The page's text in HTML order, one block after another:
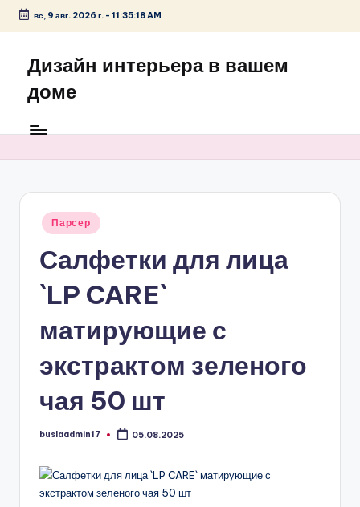
Перейти
содержимому
вс, 9 авг. 2026 г.- 11:35:18 AM
Дизайн интерьера в вашем
доме
Опубликовано
Парсер
Салфетки для лица
`LP CARE`
матирующие с
экстрактом зеленого
чая 50 шт
Запись
buslaadmin17 05.08.2025